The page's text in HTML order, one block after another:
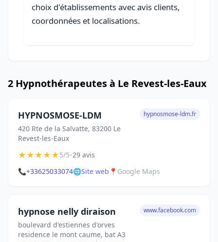
choix d'établissements avec avis clients,
coordonnées et localisations.
2 Hypnothérapeutes à Le Revest-les-Eaux
HYPNOSMOSE-LDM
420 Rte de la Salvatte, 83200 Le
Revest-les-Eaux
hypnosmose-ldm.fr
★★★★★5/5•29 avis
📞+33625033074🌐Site web 📍 Google Maps
hypnose nelly diraison
boulevard d'estiennes d'orves
residence le mont caume, bat A3
www.facebook.com